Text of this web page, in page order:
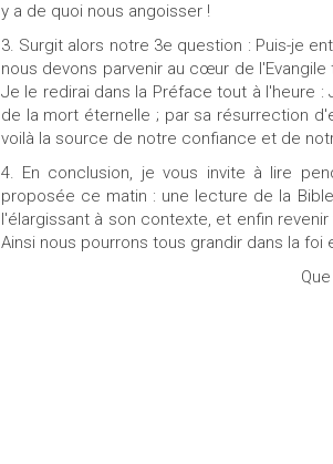
y a de quoi nous angoisser !
3. Surgit alors notre 3e question : Puis-je
nous devons parvenir au cœur de
Je le redirai dans la Préface tout à l'heure :
de la mort éternelle ; par sa résurrection
voilà la source de notre confiance et de
4. En conclusion, je vous invite à lire
proposée ce matin : une lecture de la
l'élargissant à son contexte, et enfin
Ainsi nous pourrons tous grandir dans la